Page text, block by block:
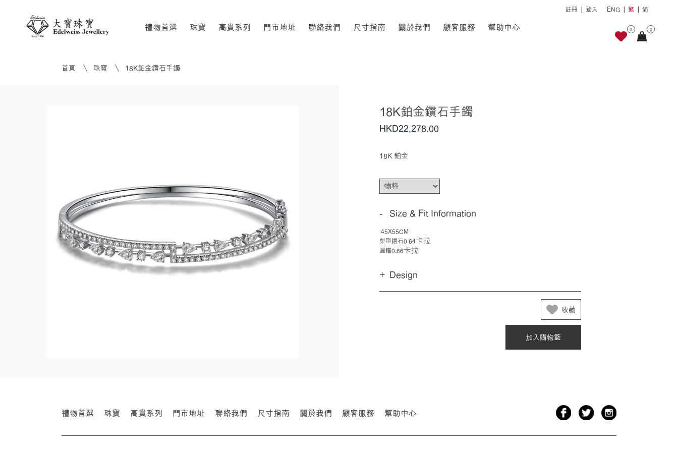
註冊 登入 ENG 繁 简
0 0
禮物首選 珠寶 高貴系列 門市地址 聯絡我們 尺寸指南 關於我們 顧客服務 幫助中心
首頁 珠寶 18K鉑金鑽石手鐲
18K鉑金鑽石手鐲
HKD22,278 .00
18K 鉑金
Size & Fit Information
45X55CM
梨型鑽石0.64卡拉
圓鑽0.66卡拉
Design
收藏
加入購物籃
禮物首選 珠寶 高貴系列 門市地址 聯絡我們 尺寸指南 關於我們 顧客服務 幫助中心